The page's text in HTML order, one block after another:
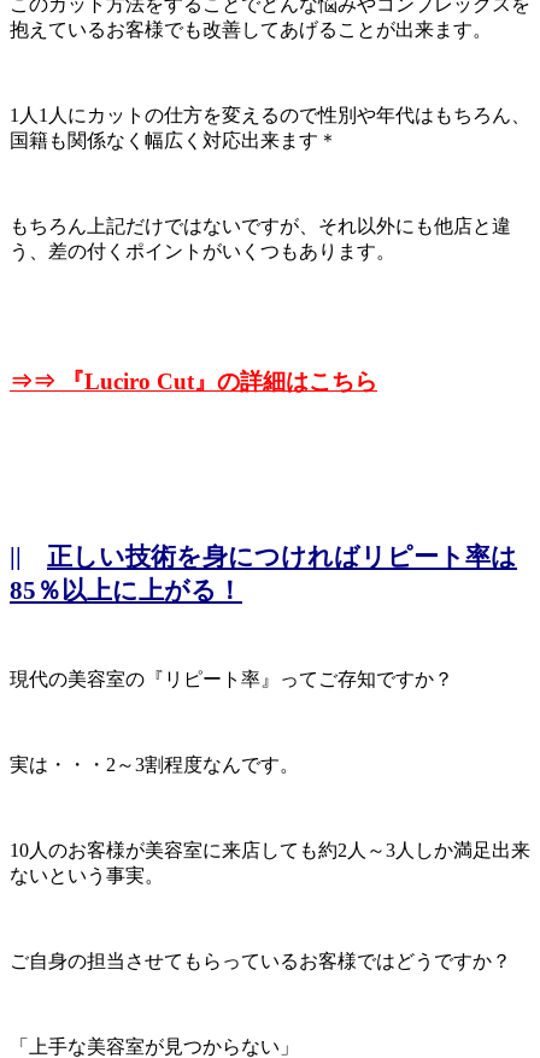
抱えているお客様でも改善してあげることが出来ます。
1人1人にカットの仕方を変えるので性別や年代はもちろん、
国籍も関係なく幅広く対応出来ます＊
もちろん上記だけではないですが、それ以外にも他店と違
う、差の付くポイントがいくつもあります。
⇒⇒ 『Luciro Cut』の詳細はこちら
|| 正しい技術を身につければリピート率は
85％以上に上がる！
現代の美容室の『リピート率』ってご存知ですか？
実は・・・2～3割程度なんです。
10人のお客様が美容室に来店しても約2人～3人しか満足出来
ないという事実。
ご自身の担当させてもらっているお客様ではどうですか？
「上手な美容室が見つからない」